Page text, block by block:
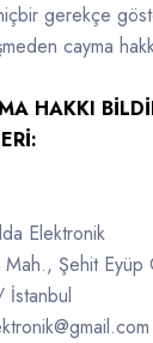
gerekçe
cayma
HAKKI
Elektronik
Şehit
İstanbul